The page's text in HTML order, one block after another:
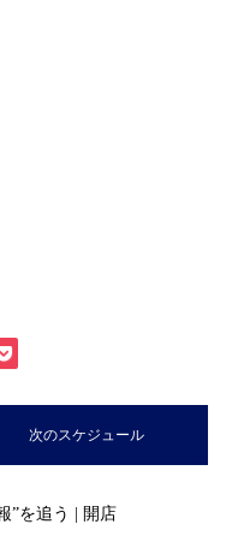
次のスケジュール
”を追う | 開店